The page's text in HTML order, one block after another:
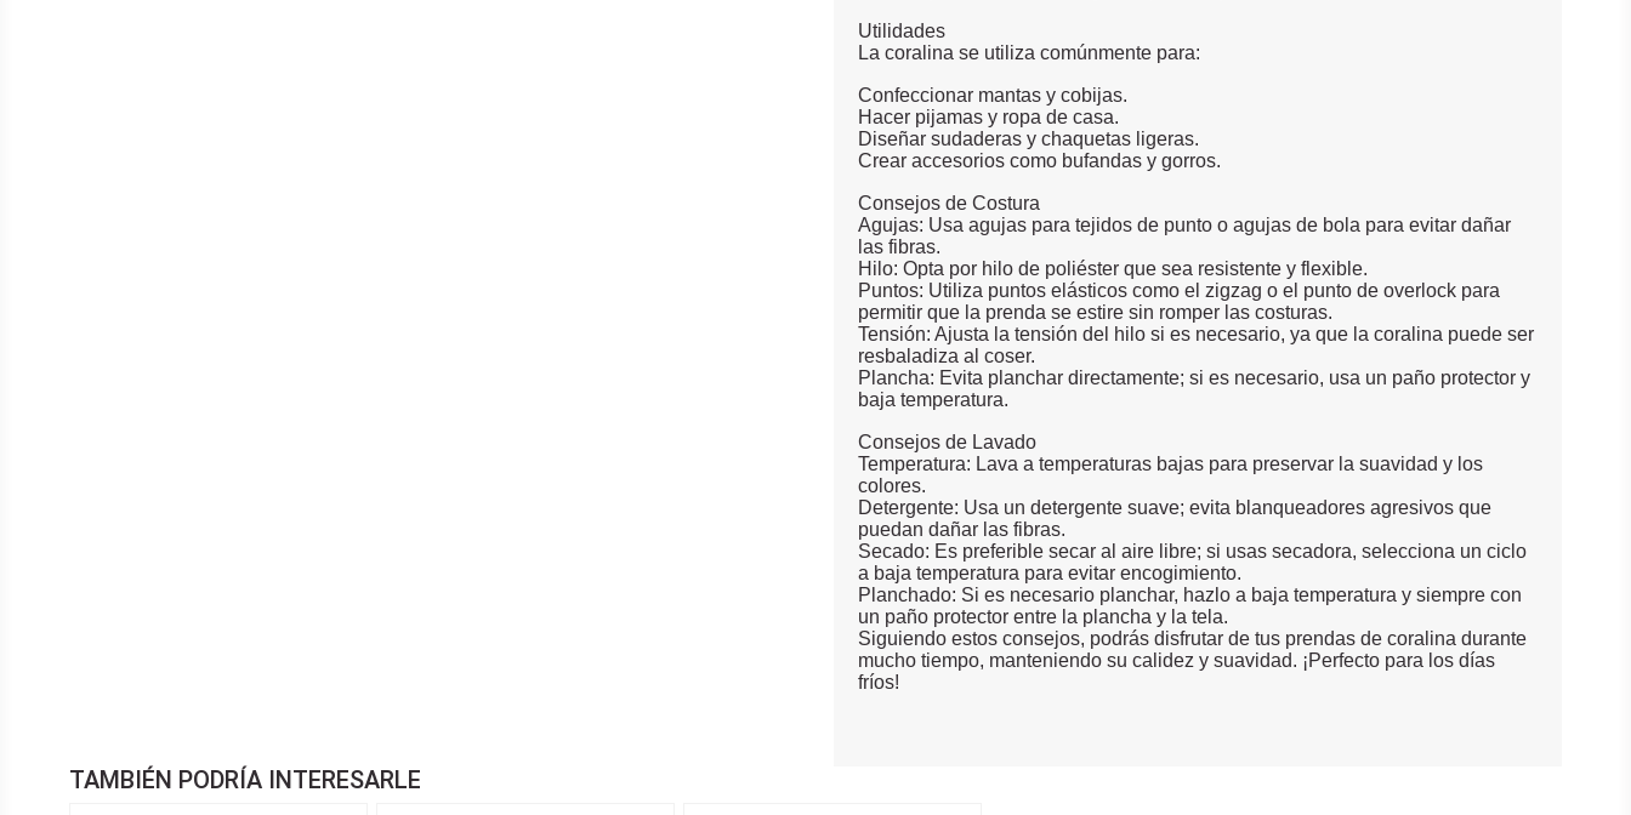
Utilidades
La coralina se utiliza comúnmente para:
Confeccionar mantas y cobijas.
Hacer pijamas y ropa de casa.
Diseñar sudaderas y chaquetas ligeras.
Crear accesorios como bufandas y gorros.
Consejos de Costura
Agujas: Usa agujas para tejidos de punto o agujas de bola para evitar dañar
las fibras.
Hilo: Opta por hilo de poliéster que sea resistente y flexible.
Puntos: Utiliza puntos elásticos como el zigzag o el punto de overlock para
permitir que la prenda se estire sin romper las costuras.
Tensión: Ajusta la tensión del hilo si es necesario, ya que la coralina puede ser
resbaladiza al coser.
Plancha: Evita planchar directamente; si es necesario, usa un paño protector y
baja temperatura.
Consejos de Lavado
Temperatura: Lava a temperaturas bajas para preservar la suavidad y los
colores.
Detergente: Usa un detergente suave; evita blanqueadores agresivos que
puedan dañar las fibras.
Secado: Es preferible secar al aire libre; si usas secadora, selecciona un ciclo
a baja temperatura para evitar encogimiento.
Planchado: Si es necesario planchar, hazlo a baja temperatura y siempre con
un paño protector entre la plancha y la tela.
Siguiendo estos consejos, podrás disfrutar de tus prendas de coralina durante
mucho tiempo, manteniendo su calidez y suavidad. ¡Perfecto para los días
fríos!
TAMBIÉN PODRÍA INTERESARLE